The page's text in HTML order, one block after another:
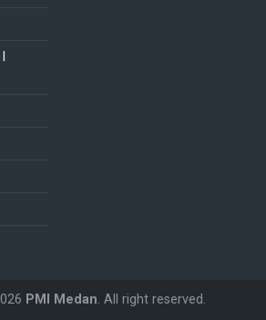
PMI Medan. All right reserved.